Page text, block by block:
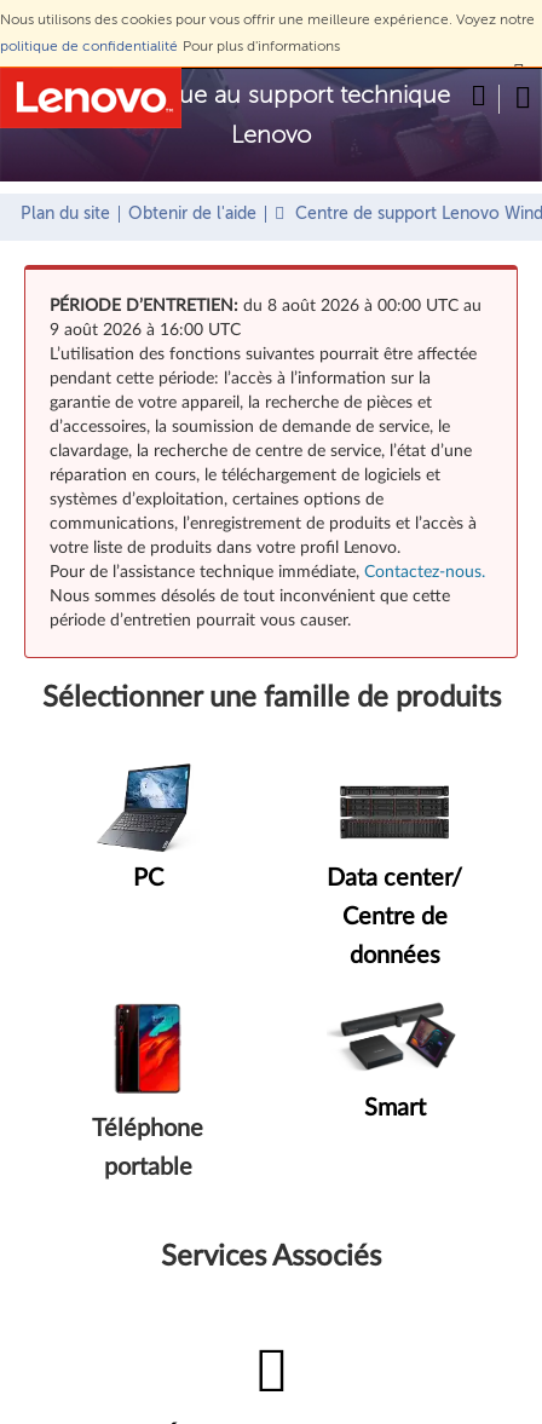
Skip to content
Nous utilisons des cookies pour vous offrir une meilleure expérience. Voyez notre
politique de confidentialité Pour plus d'informations
Ne pas afficher à nouveau
Bienvenue au support technique
Lenovo
Plan du site Obtenir de l'aide Centre de support Lenovo
PÉRIODE D’ENTRETIEN: du 8 août 2026 à 00:00 UTC au
9 août 2026 à 16:00 UTC
L’utilisation des fonctions suivantes pourrait être affectée
pendant cette période: l’accès à l’information sur la
garantie de votre appareil, la recherche de pièces et
d’accessoires, la soumission de demande de service, le
clavardage, la recherche de centre de service, l’état d’une
réparation en cours, le téléchargement de logiciels et
systèmes d’exploitation, certaines options de
communications, l’enregistrement de produits et l’accès à
votre liste de produits dans votre profil Lenovo.
Pour de l’assistance technique immédiate, Contactez-nous.
Nous sommes désolés de tout inconvénient que cette
période d’entretien pourrait vous causer.
Sélectionner une famille de produits
PC
Data center/
Centre de
données
Téléphone
portable
Smart
Services Associés